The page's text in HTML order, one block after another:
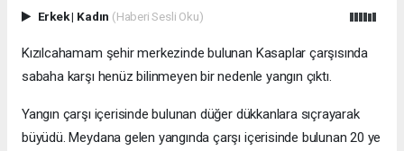
Erkek| Kadın (Haberi Sesli Oku)
Kızılcahamam şehir merkezinde bulunan Kasaplar çarşısında
sabaha karşı henüz bilinmeyen bir nedenle yangın çıktı.
Yangın çarşı içerisinde bulunan düğer dükkanlara sıçrayarak
büyüdü. Meydana gelen yangında çarşı içerisinde bulunan 20 ye